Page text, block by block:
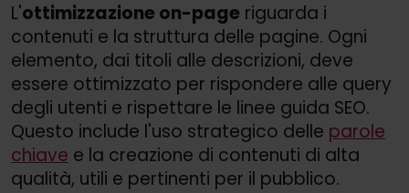
L'ottimizzazione on-page riguarda i
contenuti e la struttura delle pagine. Ogni
elemento, dai titoli alle descrizioni, deve
essere ottimizzato per rispondere alle query
degli utenti e rispettare le linee guida SEO.
Questo include l'uso strategico delle parole
chiave e la creazione di contenuti di alta
qualità, utili e pertinenti per il pubblico.